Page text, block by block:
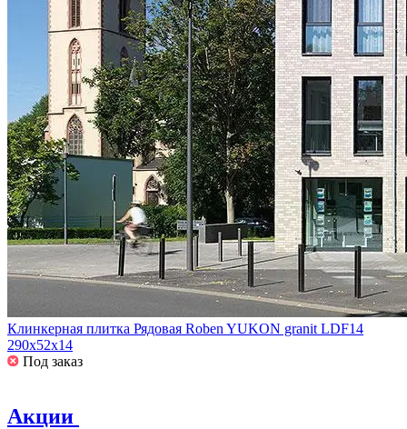
Клинкерная плитка Рядовая Roben YUKON granit LDF14
290x52x14
Под заказ
Акции